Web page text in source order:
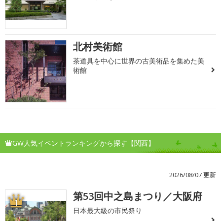
北村美術館
茶道具を中心に世界の古美術品を集めた美
術館
GW人気イベントランキングから探す【関西】
2026/08/07 更新
1 第53回中之島まつり／大阪府
日本最大級の市民祭り